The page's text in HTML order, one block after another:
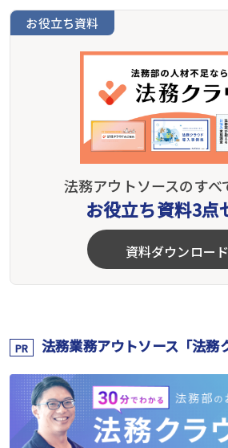
お役立ち資料
法務アウトソースのすべ
お役立ち資料3点
資料ダウンロード
PR 法務業務アウトソース「法務